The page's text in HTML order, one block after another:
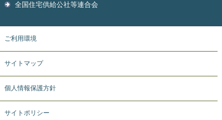
全国住宅供給公社等連合会
ご利用環境
サイトマップ
個人情報保護方針
サイトポリシー